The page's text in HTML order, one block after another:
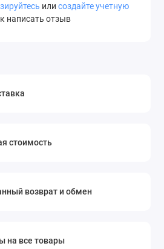
или создайте учетную
написать отзыв
стоимость
возврат и обмен
на все товары